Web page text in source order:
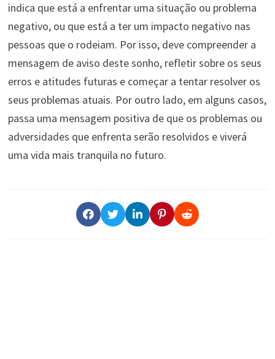
indica que está a enfrentar uma situação ou problema
negativo, ou que está a ter um impacto negativo nas
pessoas que o rodeiam. Por isso, deve compreender a
mensagem de aviso deste sonho, refletir sobre os seus
erros e atitudes futuras e começar a tentar resolver os
seus problemas atuais. Por outro lado, em alguns casos,
passa uma mensagem positiva de que os problemas ou
adversidades que enfrenta serão resolvidos e viverá
uma vida mais tranquila no futuro.